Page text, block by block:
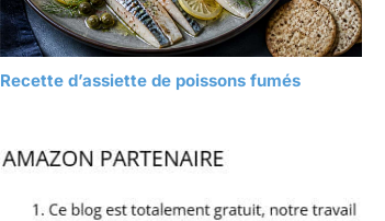
Recette d’assiette de poissons fumés